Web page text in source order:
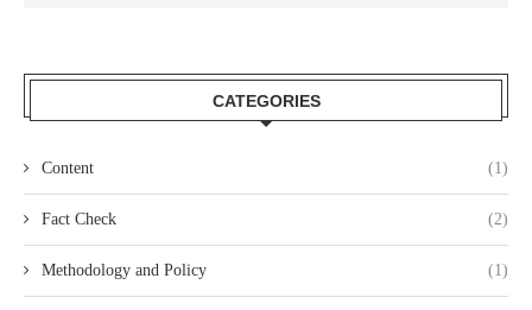
CATEGORIES
Content (1)
Fact Check (2)
Methodology and Policy (1)